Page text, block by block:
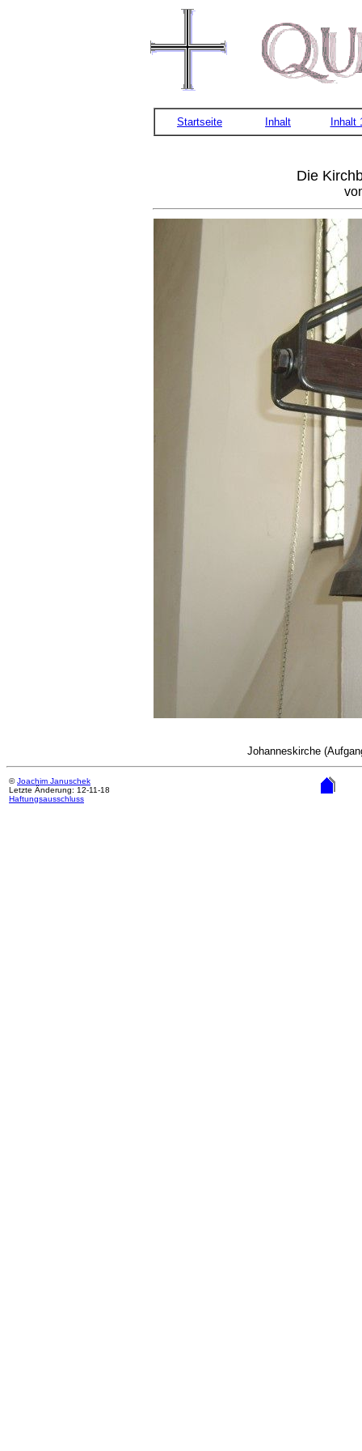
Startseite Inhalt Inhalt
Die
Johanneskirche
©Joachim Januschek
Letzte Änderung: 12-11-18
Haftungsausschluss